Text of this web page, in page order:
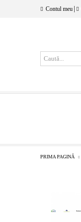
Contul meu
PRIMA PAGINĂ